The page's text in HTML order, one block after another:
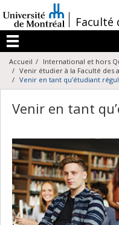
au
contenu
/Faculté
Menu
Accueil
International et hors
Venir étudier à la Faculté des
Venir en tant qu’étudiant
Venir en tant